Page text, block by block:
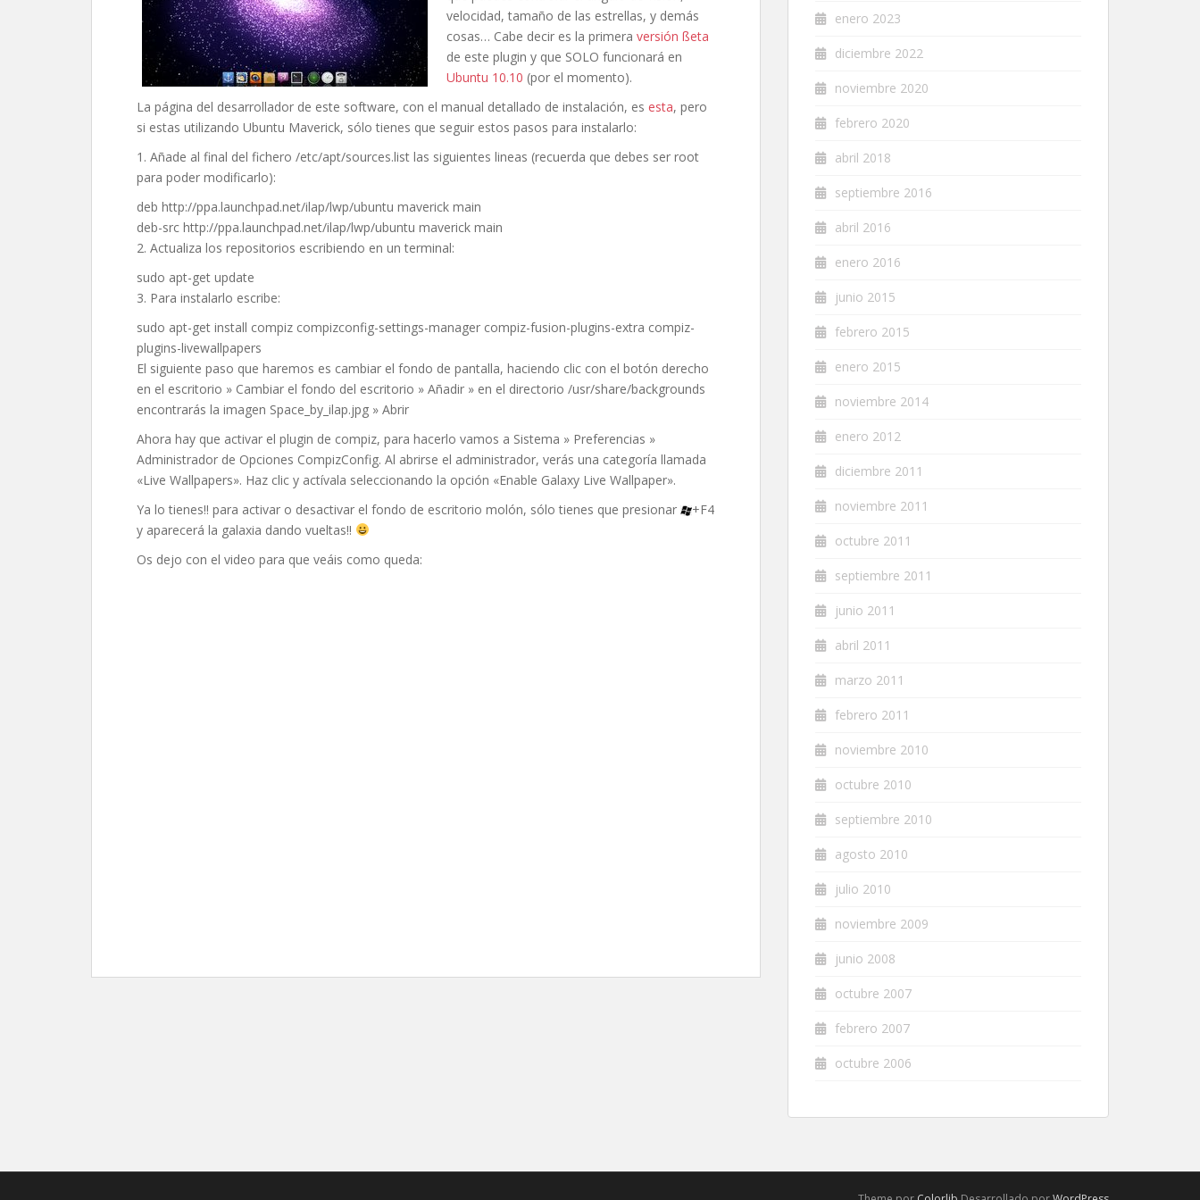
velocidad, tamaño de las estrellas, y demás
cosas… Cabe decir es la primera versión ßeta
de este plugin y que SOLO funcionará en
Ubuntu 10.10 (por el momento).
La página del desarrollador de este software, con el manual detallado de instalación, es esta, pero
si estas utilizando Ubuntu Maverick, sólo tienes que seguir estos pasos para instalarlo:
1. Añade al final del fichero /etc/apt/sources.list las siguientes lineas (recuerda que debes ser root
para poder modificarlo):
deb http://ppa.launchpad.net/ilap/lwp/ubuntu maverick main
deb-src http://ppa.launchpad.net/ilap/lwp/ubuntu maverick main
2. Actualiza los repositorios escribiendo en un terminal:
sudo apt-get update
3. Para instalarlo escribe:
sudo apt-get install compiz compizconfig-settings-manager compiz-fusion-plugins-extra compiz-
plugins-livewallpapers
El siguiente paso que haremos es cambiar el fondo de pantalla, haciendo clic con el botón derecho
en el escritorio » Cambiar el fondo del escritorio » Añadir » en el directorio /usr/share/backgrounds
encontrarás la imagen Space_by_ilap.jpg » Abrir
Ahora hay que activar el plugin de compiz, para hacerlo vamos a Sistema » Preferencias »
Administrador de Opciones CompizConfig. Al abrirse el administrador, verás una categoría llamada
«Live Wallpapers». Haz clic y actívala seleccionando la opción «Enable Galaxy Live Wallpaper».
Ya lo tienes!! para activar o desactivar el fondo de escritorio molón, sólo tienes que presionar
+F4
y aparecerá la galaxia dando vueltas!!
Os dejo con el video para que veáis como queda:
enero 2023
diciembre 2022
noviembre 2020
febrero 2020
abril 2018
septiembre 2016
abril 2016
enero 2016
junio 2015
febrero 2015
enero 2015
noviembre 2014
enero 2012
diciembre 2011
noviembre 2011
octubre 2011
septiembre 2011
junio 2011
abril 2011
marzo 2011
febrero 2011
noviembre 2010
octubre 2010
septiembre 2010
agosto 2010
julio 2010
noviembre 2009
junio 2008
octubre 2007
febrero 2007
octubre 2006